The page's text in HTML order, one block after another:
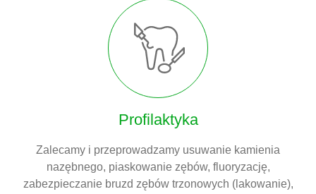
Profilaktyka
Zalecamy i przeprowadzamy usuwanie kamienia
nazębnego, piaskowanie zębów, fluoryzację,
zabezpieczanie bruzd zębów trzonowych (lakowanie),